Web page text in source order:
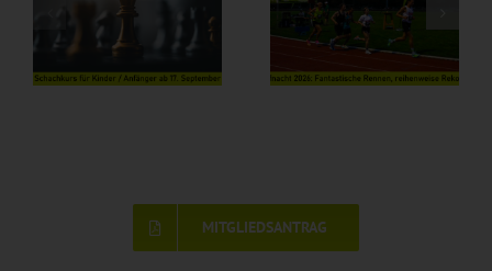
MITGLIEDSANTRAG